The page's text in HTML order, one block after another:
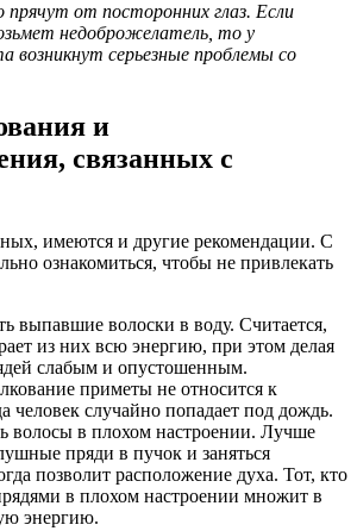
прячут от посторонних глаз. Если
недоброжелатель, то у
возникнут серьезные проблемы со
и
связанных с
имеются и другие рекомендации. С
ознакомиться, чтобы не привлекать
выпавшие волоски в воду. Считается,
из них всю энергию, при этом делая
слабым и опустошенным.
приметы не относится к
человек случайно попадает под дождь.
волосы в плохом настроении. Лучше
пряди в пучок и заняться
позволит расположение духа. Тот, кто
в плохом настроении множит в
энергию.